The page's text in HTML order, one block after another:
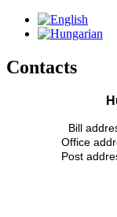
Contacts
Bill
Office
Post